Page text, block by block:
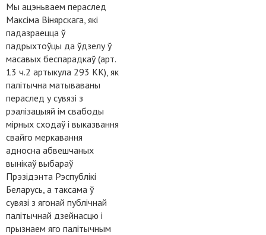
Мы ацэньваем пераслед
Максіма Вінярскага, які
падазраецца ў
падрыхтоўцы да ўдзелу ў
масавых беспарадкаў (арт.
13 ч.2 артыкула 293 КК), як
палітычна матываваны
пераслед у сувязі з
рэалізацыяй ім свабоды
мірных сходаў і выказвання
свайго меркавання
адносна абвешчаных
вынікаў выбараў
Прэзідэнта Рэспублікі
Беларусь, а таксама ў
сувязі з ягонай публічнай
палітычнай дзейнасцю і
прызнаем яго палітычным